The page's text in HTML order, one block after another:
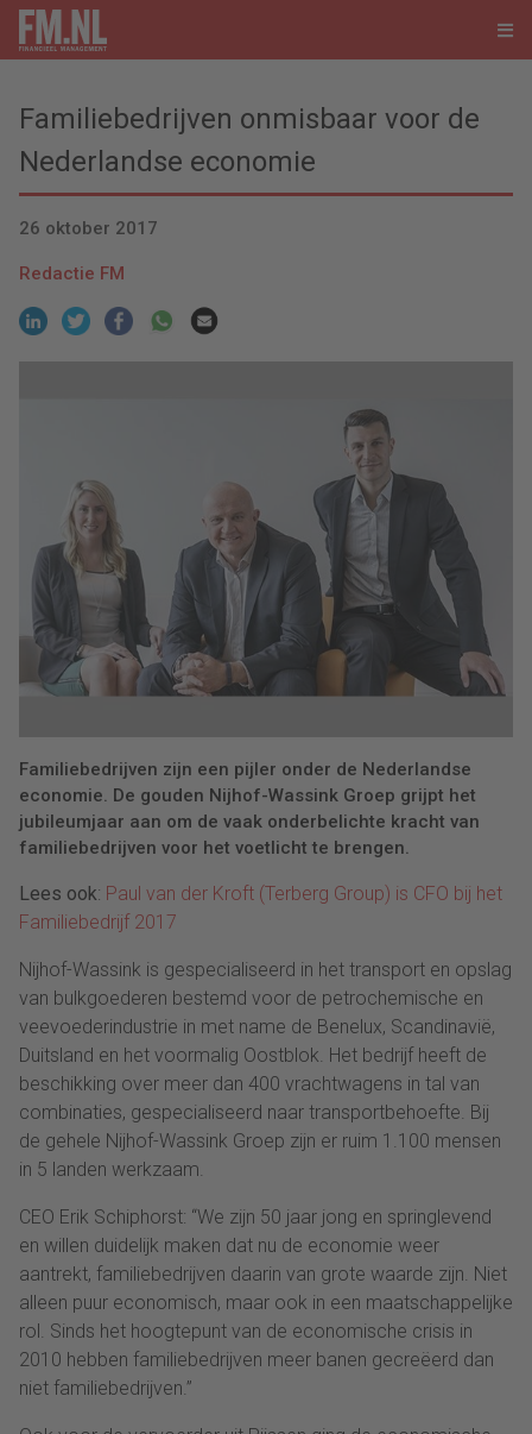
Familiebedrijven onmisbaar voor de
Nederlandse economie
26 oktober 2017
Redactie FM
Familiebedrijven zijn een pijler onder de Nederlandse
economie. De gouden Nijhof-Wassink Groep grijpt het
jubileumjaar aan om de vaak onderbelichte kracht van
familiebedrijven voor het voetlicht te brengen.
Lees ook: Paul van der Kroft (Terberg Group) is CFO bij het
Familiebedrijf 2017
Nijhof-Wassink is gespecialiseerd in het transport en opslag
van bulkgoederen bestemd voor de petrochemische en
veevoederindustrie in met name de Benelux, Scandinavië,
Duitsland en het voormalig Oostblok. Het bedrijf heeft de
beschikking over meer dan 400 vrachtwagens in tal van
combinaties, gespecialiseerd naar transportbehoefte. Bij
de gehele Nijhof-Wassink Groep zijn er ruim 1.100 mensen
in 5 landen werkzaam.
CEO Erik Schiphorst: “We zijn 50 jaar jong en springlevend
en willen duidelijk maken dat nu de economie weer
aantrekt, familiebedrijven daarin van grote waarde zijn. Niet
alleen puur economisch, maar ook in een maatschappelijke
rol. Sinds het hoogtepunt van de economische crisis in
2010 hebben familiebedrijven meer banen gecreëerd dan
niet familiebedrijven.”